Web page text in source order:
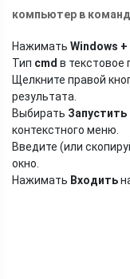
компьютер в
Нажимать Windows +
Тип cmd в текстовое
Щелкните правой
результата.
Выбирать
контекстного меню.
Введите (или
окно.
Нажимать Входить